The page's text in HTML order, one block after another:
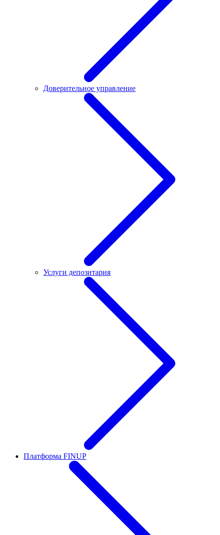
Доверительное управление
Услуги депозитария
Платформа FINUP